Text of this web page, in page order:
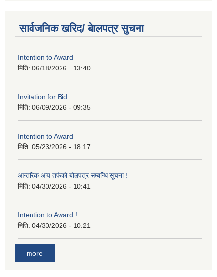
सार्वजनिक खरिद/ बेालपत्र सुचना
Intention to Award
मिति: 06/18/2026 - 13:40
Invitation for Bid
मिति: 06/09/2026 - 09:35
Intention to Award
मिति: 05/23/2026 - 18:17
आन्तरिक आय तर्फको बोलपत्र सम्बन्धि सूचना !
मिति: 04/30/2026 - 10:41
Intention to Award !
मिति: 04/30/2026 - 10:21
more